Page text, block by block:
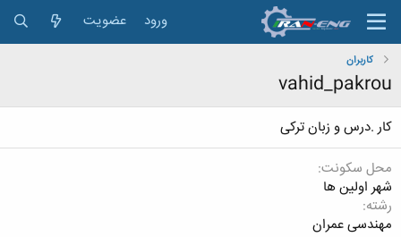
ورود عضویت
کاربران
vahid_pakrou
کار .درس و زبان ترکی
محل سکونت
شهر اولین ها
رشته
مهندسی عمران